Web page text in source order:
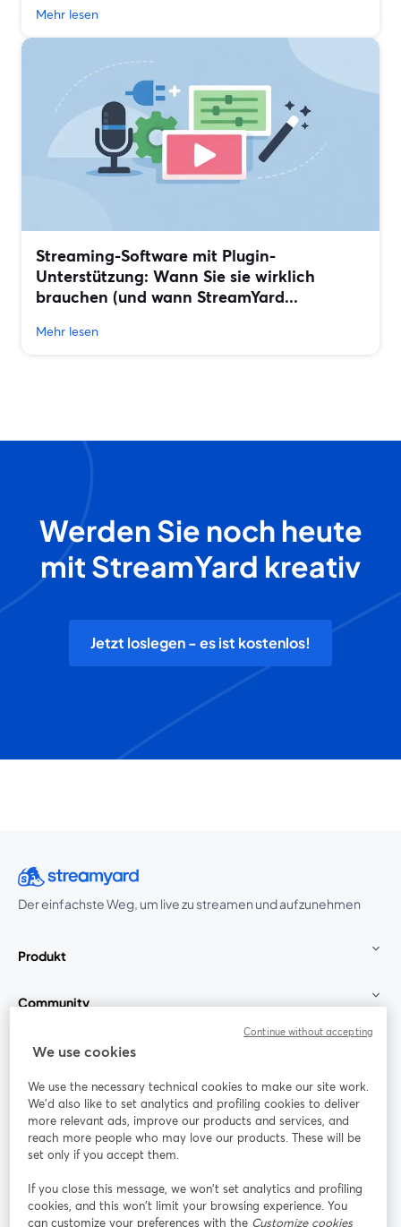
Mehr lesen
Streaming-Software mit Plugin-
Unterstützung: Wann Sie sie wirklich
brauchen (und wann StreamYard...
Mehr lesen
Werden Sie noch heute
mit StreamYard kreativ
Jetzt loslegen - es ist kostenlos!
Der einfachste Weg, um live zu streamen und aufzunehmen
Produkt
Community
StreamYard für
Mitmachen
Webinar Facebook
wird in einem neuen Tab geöffnet
X (Twitter)
wird in einem neuen Tab geöffnet
We use cookies
We use the necessary technical cookies to make our site work.
We'd also like to set analytics and profiling cookies to deliver
more relevant ads, improve our products and services, and
reach more people who may love our products. These will be
set only if you accept them.
If you close this message, we won’t set analytics and profiling
cookies, and this won’t limit your browsing experience. You
can customize your preferences with the Customize cookies
Continue without accepting